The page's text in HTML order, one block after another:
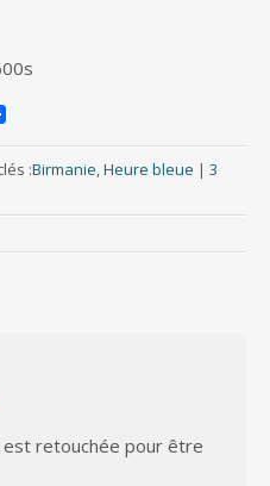
:Birmanie,Heure bleue | 3
est retouchée pour être